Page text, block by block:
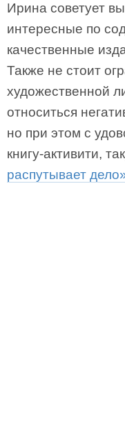
Ирина советует
интересные по
качественные
Также не стоит
художественной
относиться
но при этом с
книгу-активити,
распутывает